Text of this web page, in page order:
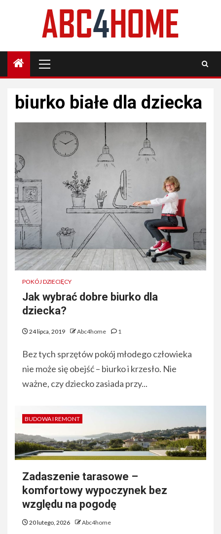
Menu
biurko białe dla dziecka
POKÓJ DZIECIĘCY
Jak wybrać dobre biurko dla
dziecka?
24 lipca, 2019 Abc4home 1
Bez tych sprzętów pokój młodego człowieka
nie może się obejść – biurko i krzesło. Nie
ważne, czy dziecko zasiada przy...
BUDOWA I REMONT
Zadaszenie tarasowe –
komfortowy wypoczynek bez
względu na pogodę
20 lutego, 2026 Abc4home